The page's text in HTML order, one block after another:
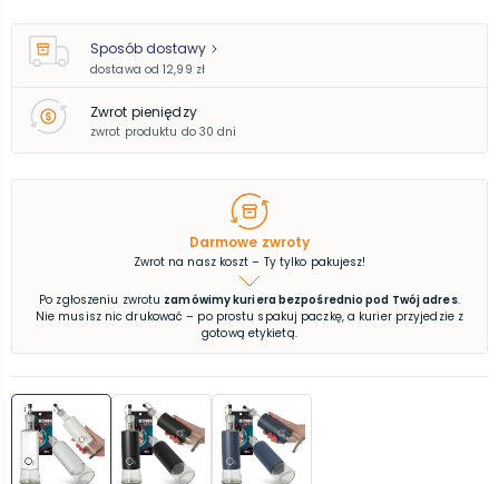
Sposób dostawy
dostawa od 12,99 zł
Zwrot pieniędzy
zwrot produktu do 30 dni
Darmowe zwroty
Zwrot na nasz koszt – Ty tylko pakujesz!
Po zgłoszeniu zwrotu zamówimy kuriera bezpośrednio pod Twój adres.
Nie musisz nic drukować – po prostu spakuj paczkę, a kurier przyjedzie z
gotową etykietą.